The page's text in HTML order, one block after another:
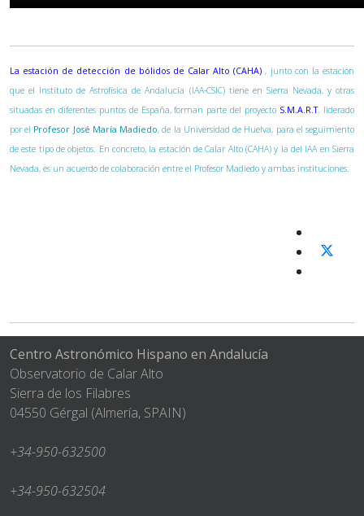
La estación de detección de bólidos de Calar Alto (CAHA) , junto con la estación
que el Instituto de Astrofísica de Andalucía (IAA-CSIC) tiene en Sierra Nevada, y otras
situadas en diferentes puntos de España, forman parte del proyecto S.M.A.R.T. liderado
por el Profesor José María Madiedo, de la Universidad de Huelva, para el seguimiento
de este tipo de objetos. En concreto, la estación de Calar Alto (CAHA) y la del IAA en Sierra
Nevada, es un acuerdo de colaboración entre el Profesor Madiedo y ambas instituciones.
Centro Astronómico Hispano en Andalucía
Observatorio de Calar Alto
Sierra de los Filabres
04550 Gérgal (Almería, SPAIN)
+34-950-632500
+34-950-632504